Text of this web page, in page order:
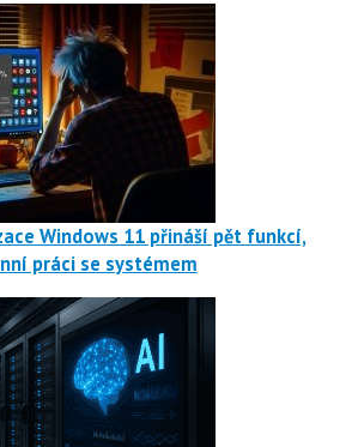
Windows 11 přináší pět funkcí,
práci se systémem